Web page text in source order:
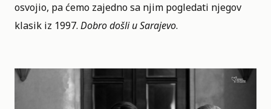
osvojio, pa ćemo zajedno sa njim pogledati njegov
klasik iz 1997. Dobro došli u Sarajevo.